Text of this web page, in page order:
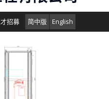
招募 简中版 English